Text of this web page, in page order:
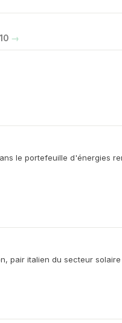
→
le portefeuille d'énergies
pair italien du secteur solaire